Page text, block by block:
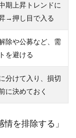
期上昇トレンドに
→押し目で入る
除や公募など、需
を避ける
分けて入り、損切
に決めておく
を排除する」